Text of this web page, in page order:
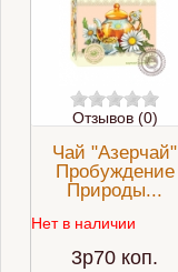
Отзывов (0)
Чай "Азерчай"
Пробуждение
Природы...
Нет в наличии
3p70 коп.